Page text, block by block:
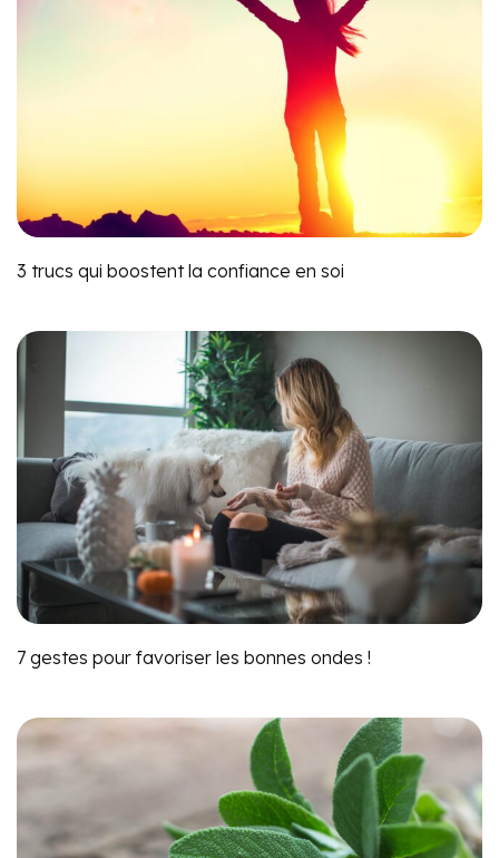
3 trucs qui boostent la confiance en soi
7 gestes pour favoriser les bonnes ondes !